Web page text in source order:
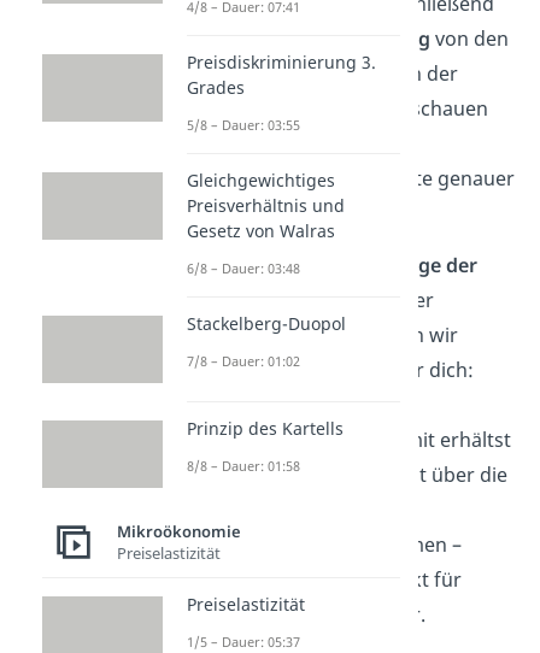
Zusammenfassung von den
einzelnen Teilgebieten der
Mikroökonomie und schauen
Entstehungsgeschichte genauer
an.
Wenn du die
Grundzüge der
besser
verstehen willst haben wir
genau das Richtige für dich:
Mikroökonomie
! Damit erhältst
du eine gute Übersicht über die
Mikroökonomie
Themen –
einfach erklärt, perfekt für
deine nächste Klausur.
4/8 – Dauer: 07:41
Preisdiskriminierung 3.
Grades
5/8 – Dauer: 03:55
Gleichgewichtiges
Preisverhältnis und
Gesetz von Walras
6/8 – Dauer: 03:48
Stackelberg-Duopol
7/8 – Dauer: 01:02
Prinzip des Kartells
8/8 – Dauer: 01:58
Mikroökonomie
Preiselastizität
Preiselastizität
1/5 – Dauer: 05:37